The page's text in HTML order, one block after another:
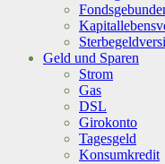
Geld und Sparen
Strom
Gas
DSL
Girokonto
Tagesgeld
Konsumkredit